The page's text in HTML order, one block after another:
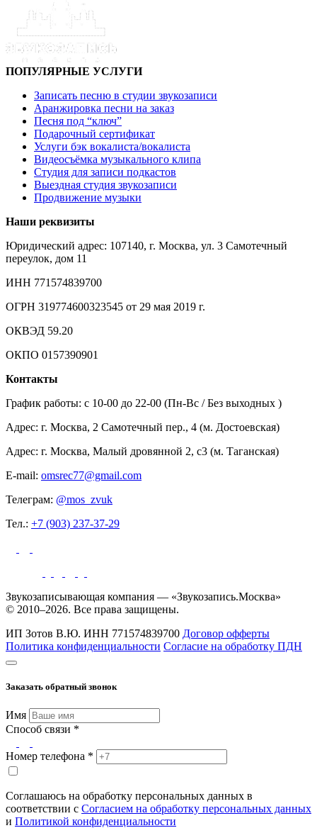
ПОПУЛЯРНЫЕ УСЛУГИ
Записать песню в студии звукозаписи
Аранжировка песни на заказ
Песня под “ключ”
Подарочный сертификат
Услуги бэк вокалиста/вокалиста
Видеосъёмка музыкального клипа
Студия для записи подкастов
Выездная студия звукозаписи
Продвижение музыки
Наши реквизиты
Юридический адрес: 107140, г. Москва, ул. 3 Самотечный
переулок, дом 11
ИНН 771574839700
ОГРН 319774600323545 от 29 мая 2019 г.
ОКВЭД 59.20
ОКПО 0157390901
Контакты
График работы: c 10-00 до 22-00 (Пн-Вс / Без выходных )
Адрес: г. Москва, 2 Самотечный пер., 4 (м. Достоевская)
Адрес: г. Москва, Малый дровянной 2, с3 (м. Таганская)
E-mail: omsrec77@gmail.com
Телеграм: @mos_zvuk
Тел.: +7 (903) 237-37-29
Звукозаписывающая компания — «Звукозапись.Москва»
© 2010–2026. Все права защищены.
ИП Зотов В.Ю. ИНН 771574839700 Договор офферты
Политика конфиденциальности Согласие на обработку ПДН
Заказать обратный звонок
Имя
Способ связи *
Номер телефона *
Соглашаюсь на обработку персональных данных в
соответствии с Согласием на обработку персональных данных
и Политикой конфиденциальности